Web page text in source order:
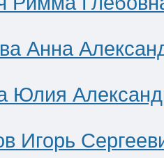
Анна
Юлия
Игорь